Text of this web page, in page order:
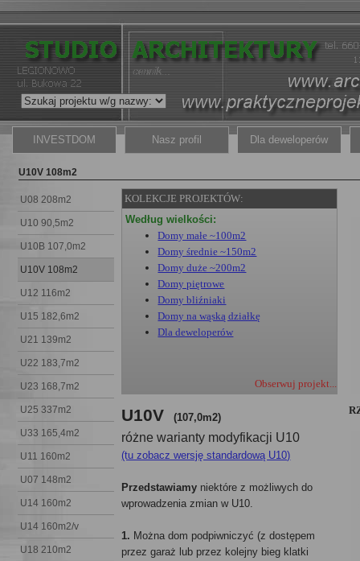
INVESTDOM Nasz profil Dla deweloperów
U10V 108m2
U08 208m2
U10 90,5m2
U10B 107,0m2
U10V 108m2
U12 116m2
U15 182,6m2
U21 139m2
U22 183,7m2
U23 168,7m2
U25 337m2
U33 165,4m2
U11 160m2
U07 148m2
U14 160m2
U14 160m2/v
U18 210m2
KOLEKCJE PROJEKTÓW:
Według wielkości:
Domy małe ~100m2
Domy średnie ~150m2
Domy duże ~200m2
Domy piętrowe
Domy bliźniaki
Domy na wąską działkę
Dla deweloperów
Obserwuj projekt...
U10V(107,0m2)
różne warianty modyfikacji U10
(tu zobacz wersję standardową U10)
Przedstawiamy niektóre z możliwych do
wprowadzenia zmian w U10.
1. Można dom podpiwniczyć (z dostępem
przez garaż lub przez kolejny bieg klatki